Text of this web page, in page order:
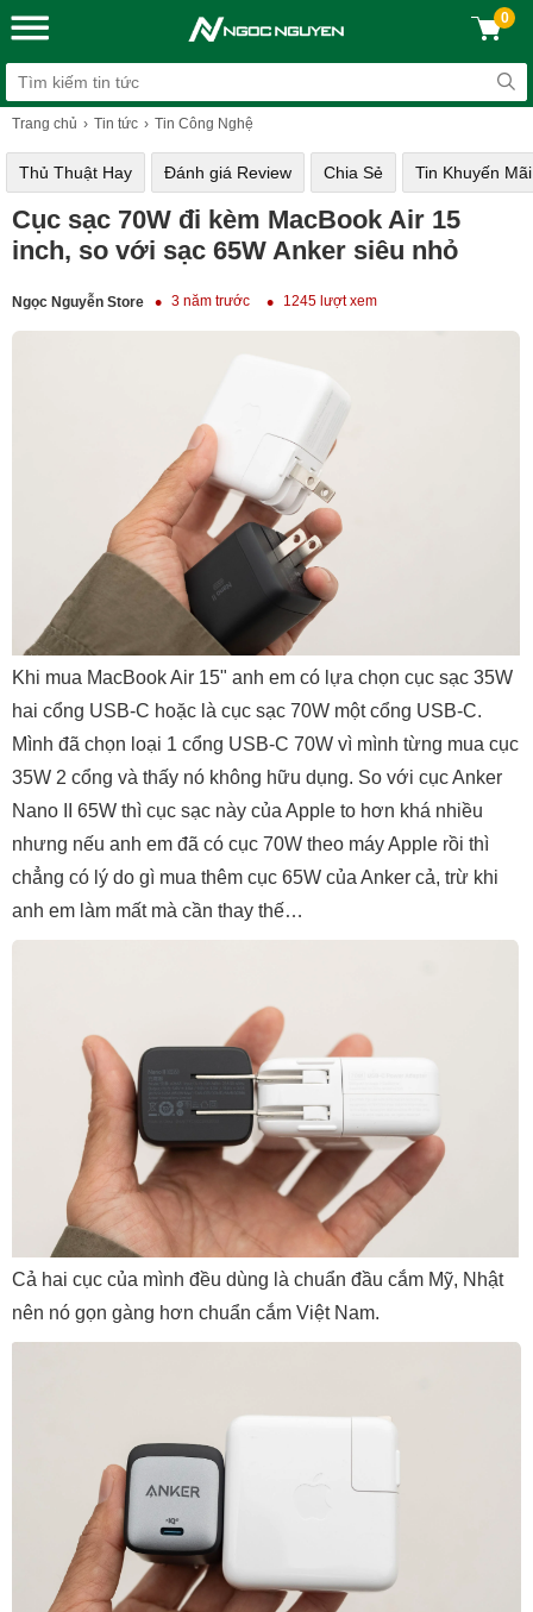
0
Trang chủ Tin tức Tin Công Nghệ
Thủ Thuật Hay Đánh giá Review Chia Sẻ Tin Khuyến Mãi
Cục sạc 70W đi kèm MacBook Air 15
inch, so với sạc 65W Anker siêu nhỏ
Ngọc Nguyễn Store 3 năm trước 1245 lượt xem
Khi mua MacBook Air 15" anh em có lựa chọn cục sạc 35W
hai cổng USB-C hoặc là cục sạc 70W một cổng USB-C.
Mình đã chọn loại 1 cổng USB-C 70W vì mình từng mua cục
35W 2 cổng và thấy nó không hữu dụng. So với cục Anker
Nano II 65W thì cục sạc này của Apple to hơn khá nhiều
nhưng nếu anh em đã có cục 70W theo máy Apple rồi thì
chẳng có lý do gì mua thêm cục 65W của Anker cả, trừ khi
anh em làm mất mà cần thay thế…
Cả hai cục của mình đều dùng là chuẩn đầu cắm Mỹ, Nhật
nên nó gọn gàng hơn chuẩn cắm Việt Nam.